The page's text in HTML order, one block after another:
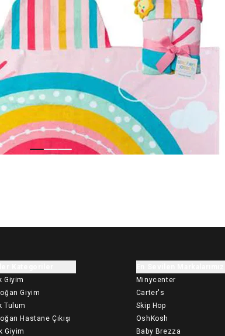
Giyim
Giyim
Tulum
Hastane Çıkışı
Giyim
Minycenter
Carter's
Skip Hop
OshKosh
Baby Brezza